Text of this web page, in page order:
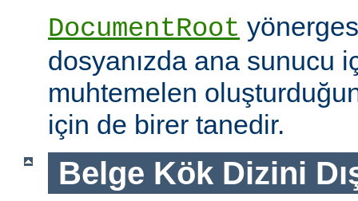
DocumentRoot
dosyanızda ana sunucu
muhtemelen
için de birer tanedir.
Belge Kök Dizini